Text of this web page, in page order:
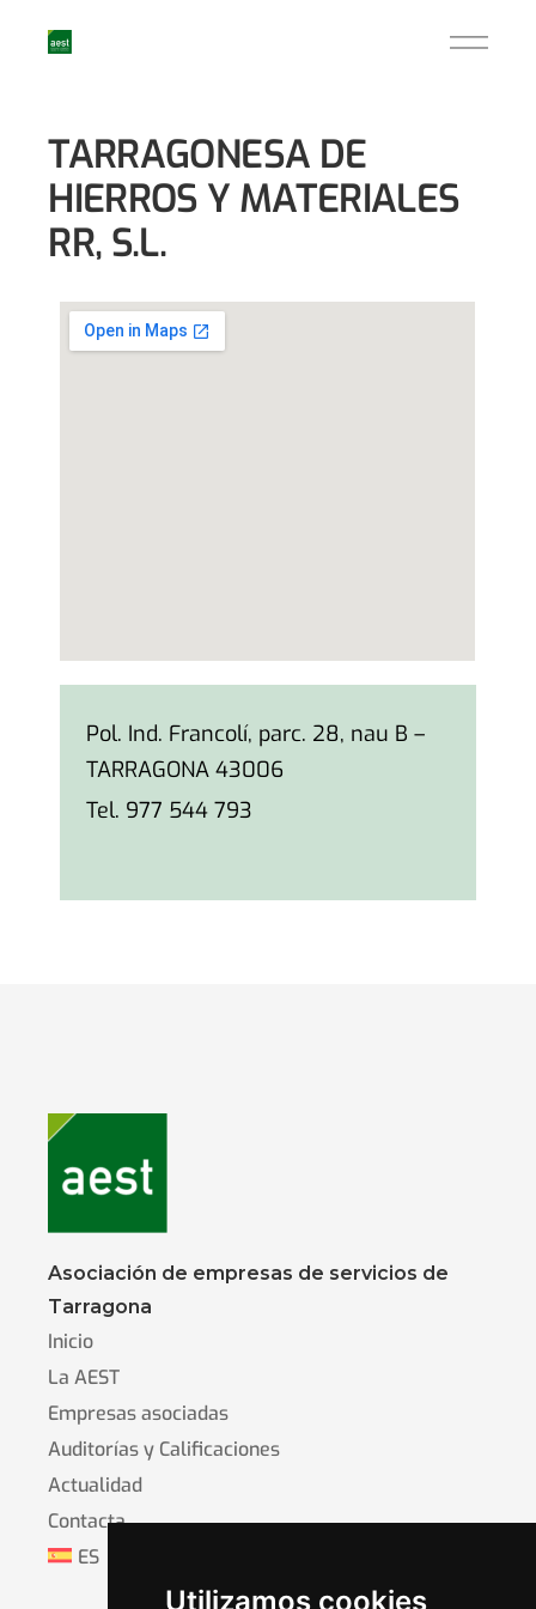
Utilizamos cookies
TARRAGONESA DE
HIERROS Y MATERIALES
RR, S.L.
Pol. Ind. Francolí, parc. 28, nau B –
TARRAGONA 43006
Tel. 977 544 793
Asociación de empresas de servicios de
Tarragona
Inicio
La AEST
Empresas asociadas
Auditorías y Calificaciones
Actualidad
Contacta
ES